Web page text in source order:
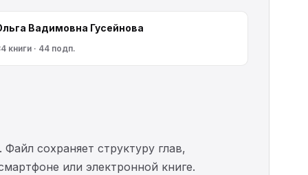
Вадимовна Гусейнова
книги · 44 подп.
сохраняет структуру глав,
или электронной книге.